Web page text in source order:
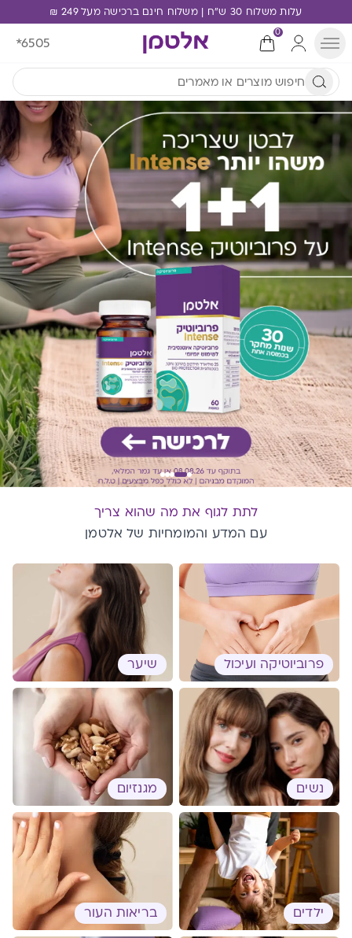
עלות משלוח 30 ש"ח | משלוח חינם ברכישה מעל 249 ₪
0
*6505
לתת לגוף את מה שהוא צריך
עם המדע והמומחיות של אלטמן
פרוביוטיקה ועיכול שיער
נשים מגנזיום
ילדים בריאות העור